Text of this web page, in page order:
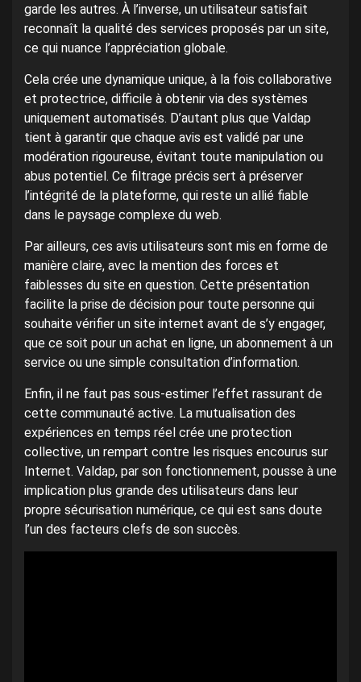
garde les autres. À l’inverse, un utilisateur satisfait
reconnaît la qualité des services proposés par un site,
ce qui nuance l’appréciation globale.
Cela crée une dynamique unique, à la fois collaborative
et protectrice, difficile à obtenir via des systèmes
uniquement automatisés. D’autant plus que Valdap
tient à garantir que chaque avis est validé par une
modération rigoureuse, évitant toute manipulation ou
abus potentiel. Ce filtrage précis sert à préserver
l’intégrité de la plateforme, qui reste un allié fiable
dans le paysage complexe du web.
Par ailleurs, ces avis utilisateurs sont mis en forme de
manière claire, avec la mention des forces et
faiblesses du site en question. Cette présentation
facilite la prise de décision pour toute personne qui
souhaite vérifier un site internet avant de s’y engager,
que ce soit pour un achat en ligne, un abonnement à un
service ou une simple consultation d’information.
Enfin, il ne faut pas sous-estimer l’effet rassurant de
cette communauté active. La mutualisation des
expériences en temps réel crée une protection
collective, un rempart contre les risques encourus sur
Internet. Valdap, par son fonctionnement, pousse à une
implication plus grande des utilisateurs dans leur
propre sécurisation numérique, ce qui est sans doute
l’un des facteurs clefs de son succès.